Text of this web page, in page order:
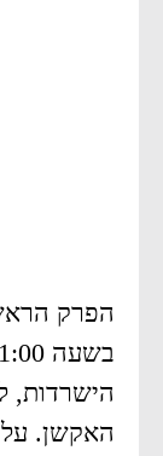
הפרק
הישרדות,
האקשן.